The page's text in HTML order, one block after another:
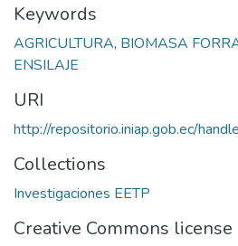
Keywords
AGRICULTURA, BIOMASA
ENSILAJE
URI
http://repositorio.iniap.gob.ec/
Collections
Investigaciones EETP
Creative Commons license